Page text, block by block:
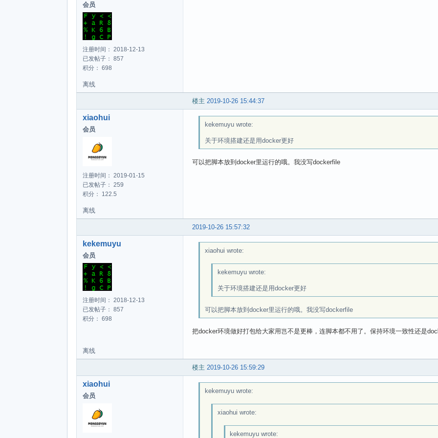
会员
注册时间： 2018-12-13
已发帖子： 857
积分： 698
离线
楼主 2019-10-26 15:44:37
xiaohui
会员
注册时间： 2019-01-15
已发帖子： 259
积分： 122.5
kekemuyu wrote:
关于环境搭建还是用docker更好
可以把脚本放到docker里运行的哦。我没写dockerfile
离线
2019-10-26 15:57:32
kekemuyu
会员
注册时间： 2018-12-13
已发帖子： 857
积分： 698
xiaohui wrote:
kekemuyu wrote:
关于环境搭建还是用docker更好
可以把脚本放到docker里运行的哦。我没写dockerfile
把docker环境做好打包给大家用岂不是更棒，连脚本都不用了。保持环境一致性还是
离线
楼主 2019-10-26 15:59:29
xiaohui
会员
kekemuyu wrote:
xiaohui wrote:
kekemuyu wrote: